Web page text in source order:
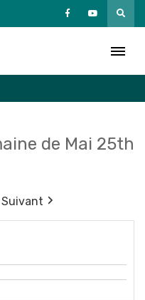
de Mai 25th
Suivant